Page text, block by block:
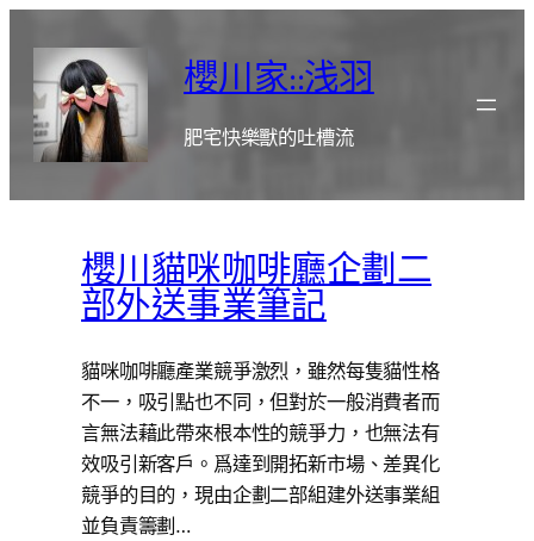
櫻川家::浅羽
肥宅快樂獸的吐槽流
櫻川貓咪咖啡廳企劃二
部外送事業筆記
貓咪咖啡廳產業競爭激烈，雖然每隻貓性格
不一，吸引點也不同，但對於一般消費者而
言無法藉此帶來根本性的競爭力，也無法有
效吸引新客戶。爲達到開拓新市場、差異化
競爭的目的，現由企劃二部組建外送事業組
並負責籌劃…